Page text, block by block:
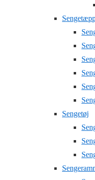
Sengetøj